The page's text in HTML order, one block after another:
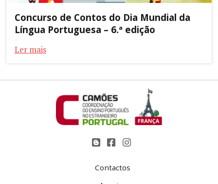
Concurso de Contos do Dia Mundial da
Língua Portuguesa – 6.ª edição
Ler mais
Contactos